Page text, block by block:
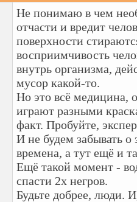
Не понимаю в чем
отчасти и вредит
поверхности
восприимчивость
внутрь организма,
мусор какой-то.
Но это всё медицина,
играют разными
факт. Пробуйте,
И не будем забывать о
времена, а тут ещё и
Ещё такой момент -
спасти 2х негров.
Будьте добрее, люди.